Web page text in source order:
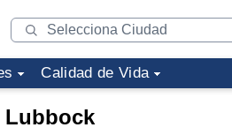
Calidad de Vida
Lubbock